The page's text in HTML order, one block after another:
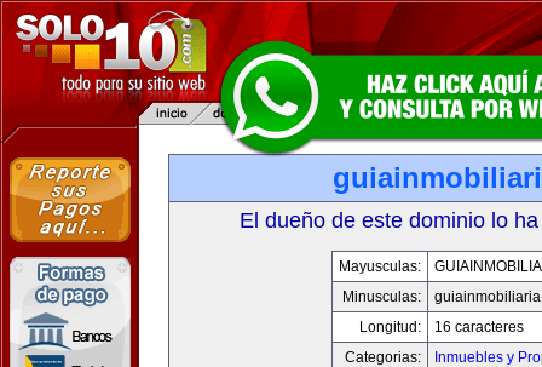
El dueño de este dominio lo
Mayusculas:
Minusculas:
Longitud:
16 caracteres
Categorias:
Inmuebles y